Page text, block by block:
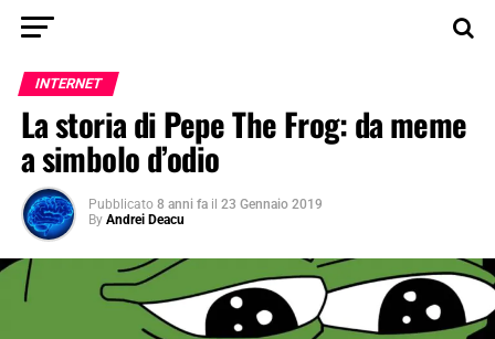
INTERNET
La storia di Pepe The Frog: da meme
a simbolo d’odio
Pubblicato 8 anni fa il 23 Gennaio 2019
By Andrei Deacu